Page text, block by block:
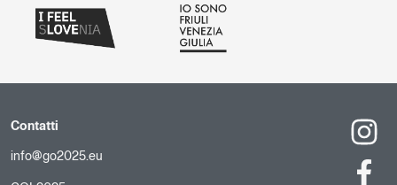
Contatti
info@go2025.eu